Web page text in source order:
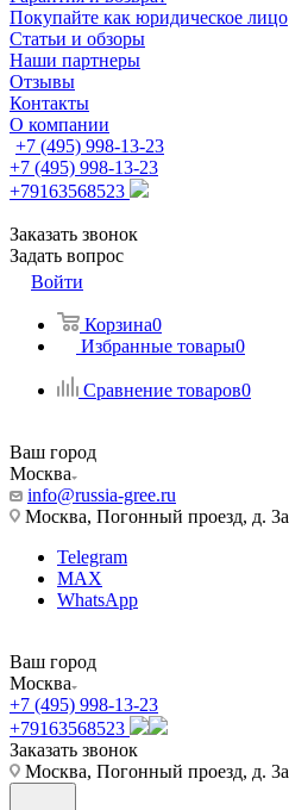
Покупайте как юридическое лицо
Статьи и обзоры
Наши партнеры
Отзывы
Контакты
О компании
+7 (495) 998-13-23
+7 (495) 998-13-23
+79163568523
Заказать звонок
Задать вопрос
Войти
Корзина0
Избранные товары0
Сравнение товаров0
Ваш город
Москва
info@russia-gree.ru
Москва, Погонный проезд, д. 3а
Telegram
MAX
WhatsApp
Ваш город
Москва
+7 (495) 998-13-23
+79163568523
Заказать звонок
Москва, Погонный проезд, д. 3а